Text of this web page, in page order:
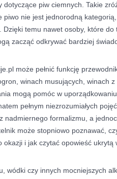
dotyczące piw ciemnych. Takie
piwo nie jest jednorodną
temu nawet osoby, które do
zacząć odkrywać bardziej
może pełnić funkcję
winach musujących, winach
mogą pomóc w
pełnym niezrozumiałych
nadmiernego formalizmu, a
może stopniowo poznawać,
okazji i jak czytać opowieść ukrytą
wódki czy innych mocniejszych